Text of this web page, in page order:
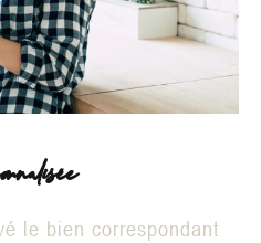
le bien correspondant